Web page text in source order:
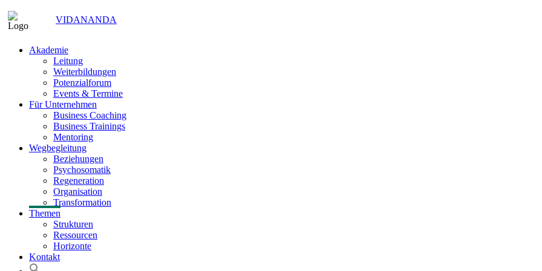
VIDANANDA
Akademie
Leitung
Weiterbildungen
Potenzialforum
Events & Termine
Für Unternehmen
Business Coaching
Business Trainings
Mentoring
Wegbegleitung
Beziehungen
Psychosomatik
Regeneration
Organisation
Transformation
Themen
Strukturen
Ressourcen
Horizonte
Kontakt